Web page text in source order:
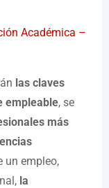
Académica –
las claves
empleable, se
más
un empleo,
la